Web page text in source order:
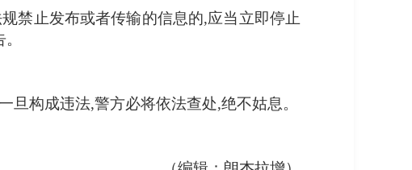
禁止发布或者传输的信息的,应当立即停止
构成违法,警方必将依法查处,绝不姑息。